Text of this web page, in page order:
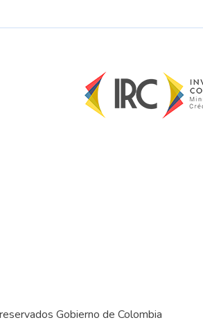
Gobierno de Colombia